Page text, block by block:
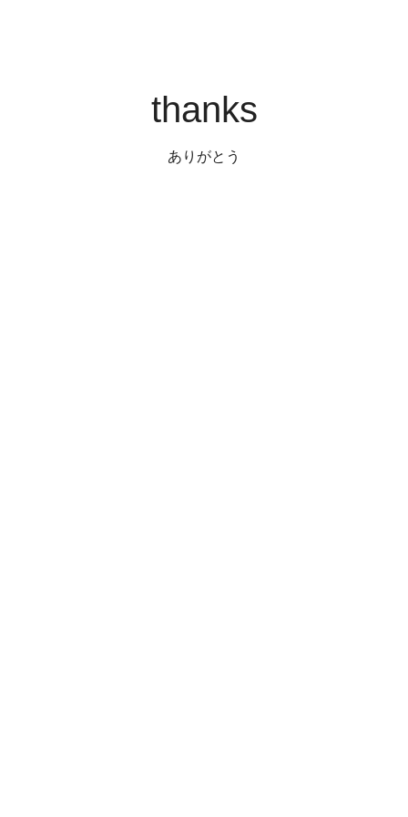
thanks
ありがとう